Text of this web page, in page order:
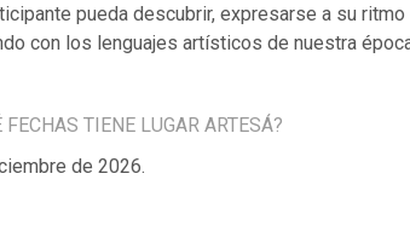
pueda descubrir, expresarse a su
con los lenguajes artísticos de nuestra
FECHAS TIENE LUGAR ARTESÁ?
de 2026.